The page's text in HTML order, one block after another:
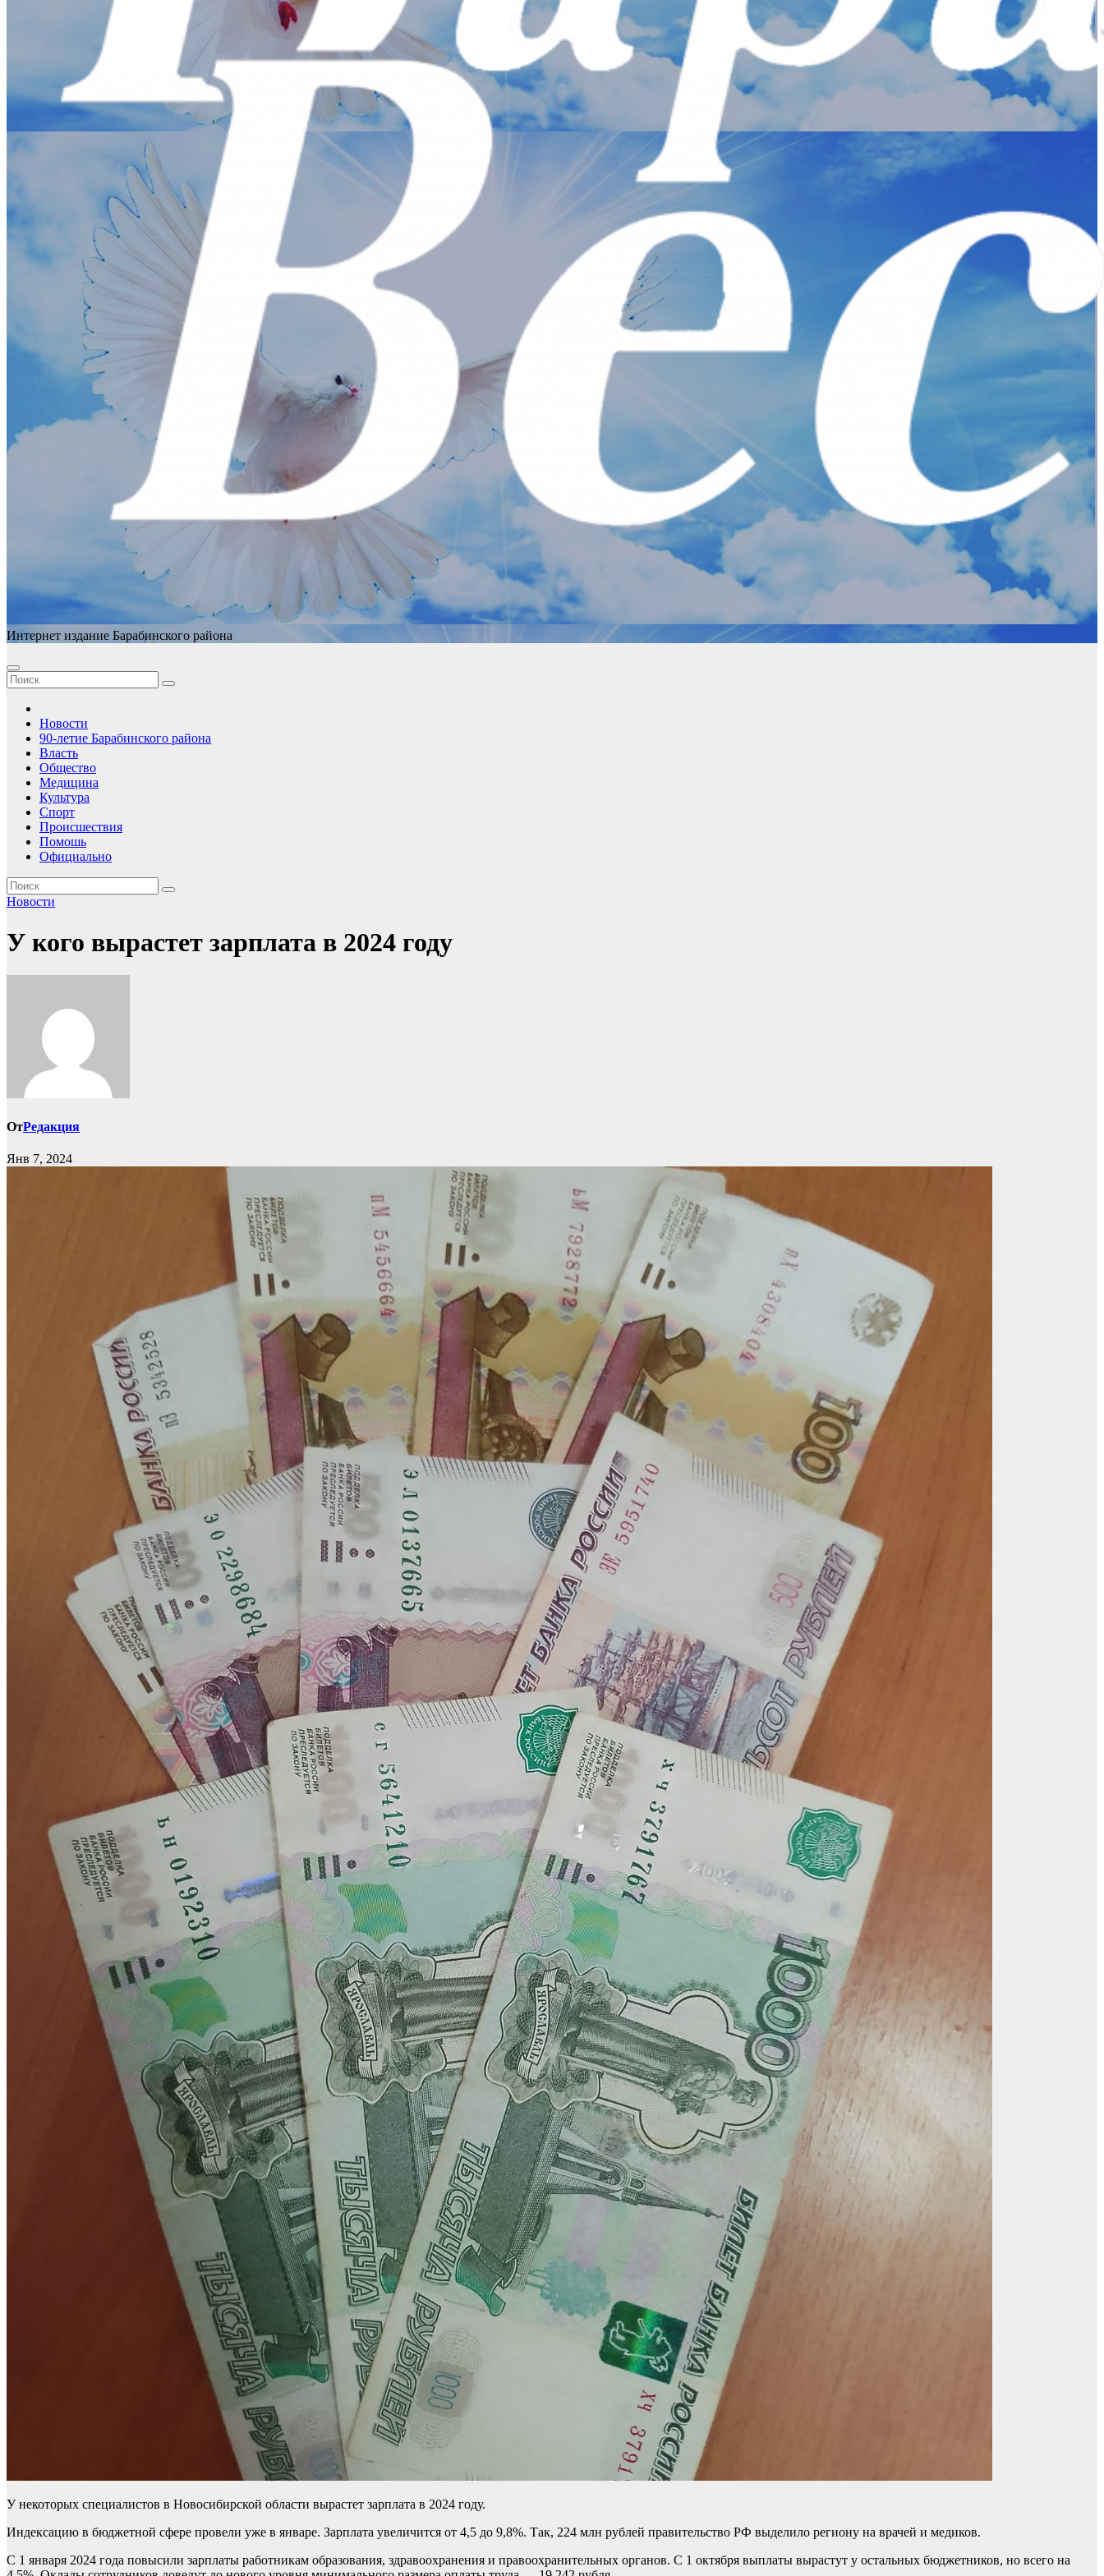
Интернет издание Барабинского района
Новости
90-летие Барабинского района
Власть
Общество
Медицина
Культура
Спорт
Происшествия
Помошь
Официально
Новости
У кого вырастет зарплата в 2024 году
ОтРедакция
Янв 7, 2024
У некоторых специалистов в Новосибирской области вырастет зарплата в 2024 году.
Индексацию в бюджетной сфере провели уже в январе. Зарплата увеличится от 4,5 до 9,8%. Так, 224 млн рублей правительство РФ выделило региону на врачей и медиков.
С 1 января 2024 года повысили зарплаты работникам образования, здравоохранения и правоохранительных органов. С 1 октября выплаты вырастут у остальных бюджетников, но всего на